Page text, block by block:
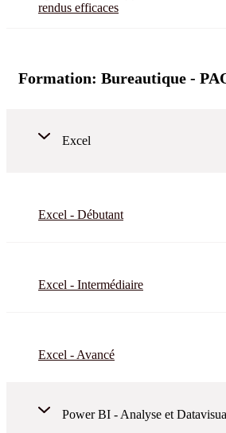
rendus efficaces
Formation: Bureautique -
Excel
Excel - Débutant
Excel - Intermédiaire
Excel - Avancé
Power BI - Analyse et